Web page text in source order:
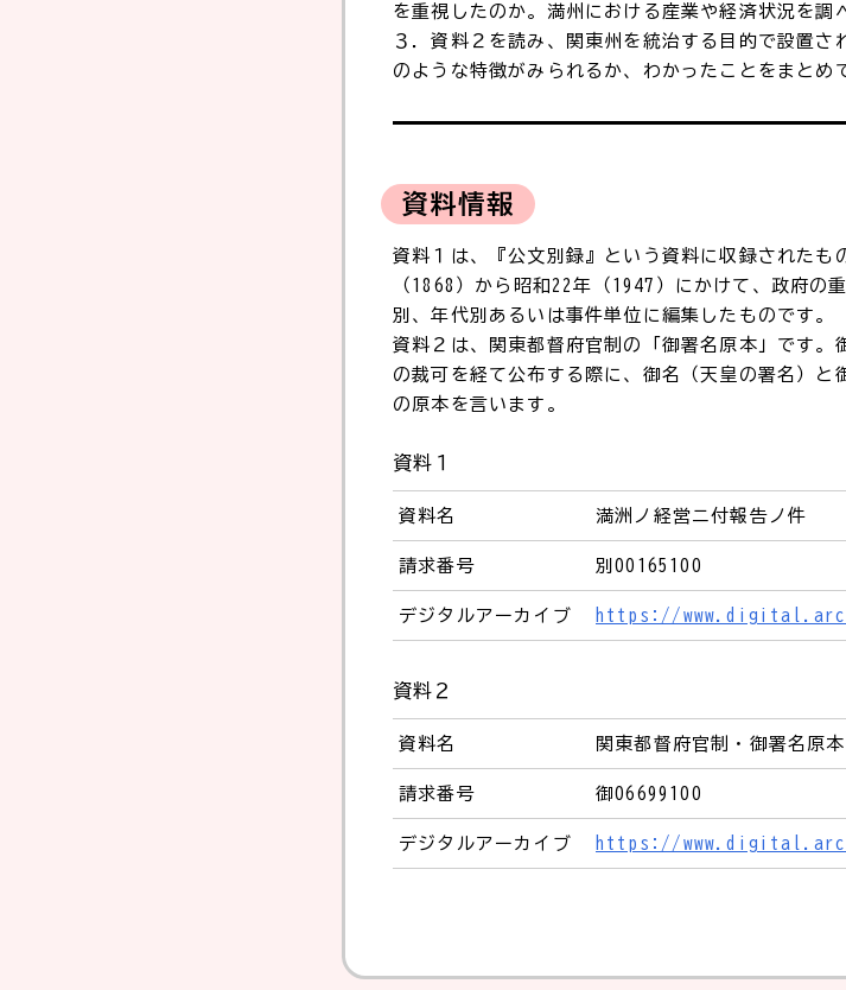
を重視したのか。満州における産業や経済状況を調
３．資料２を読み、関東州を統治する目的で設置
のような特徴がみられるか、わかったことをまとめ
資料情報
資料１は、『公文別録』という資料に収録されたも
（1868）から昭和22年（1947）にかけて、政府の
別、年代別あるいは事件単位に編集したものです。
資料２は、関東都督府官制の「御署名原本」です。
の裁可を経て公布する際に、御名（天皇の署名）と
の原本を言います。
資料１
資料名 満洲ノ経営ニ付報告ノ件
請求番号 別00165100
デジタルアーカイブ https://
資料２
資料名 関東都督府官制・御署名原
請求番号 御06699100
デジタルアーカイブ https://